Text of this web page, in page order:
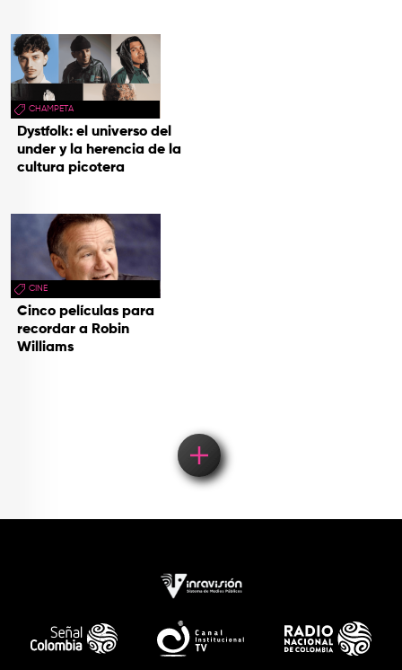
CHAMPETA
Dystfolk: el universo del
under y la herencia de la
cultura picotera
CINE
Cinco películas para
recordar a Robin
Williams